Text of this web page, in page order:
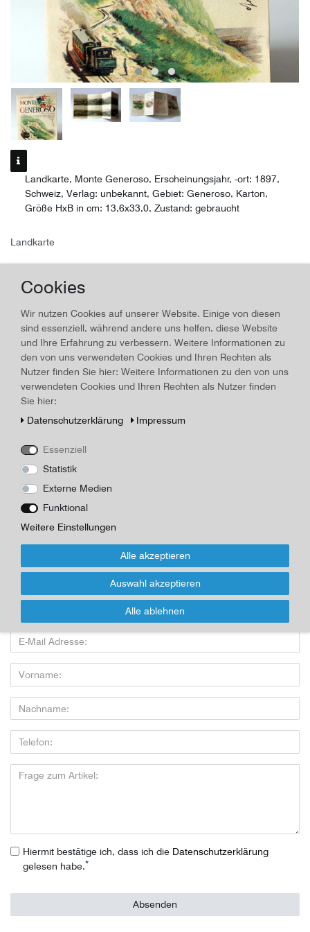
Landkarte, Monte Generoso, Erscheinungsjahr, -ort: 1897,
Schweiz, Verlag: unbekannt, Gebiet: Generoso, Karton,
Größe HxB in cm: 13,6x33,0, Zustand: gebraucht
Landkarte
Technisches
Merkmal
Wert
Art.-ID 16426
Beschreibung
Farbige Landkarte von 1897 "Monte Generoso", Faltkarte, innen
Gebirgszug, außen Hotels und Fahrplan, französisch, eingeklappt
Maße 13,6 x 8,3 cm, aufgeklappt 13,6 x 33,0 cm, guter Zustand,
keine Einrisse, Der Monte Generoso ist ein schweizerisch-
Herausgeber
20,00 EUR
Inhalt1Stück
Fragen zur Abwicklung und zum Artikel
Wenn Sie den Artikel kaufen möchten, dann bitte das Formular
Hiermit bestätige ich, dass ich die Daten­schutz­erklärung
gelesen habe.*
Absenden
Cookies
Wir nutzen Cookies auf unserer Website. Einige von diesen
sind essenziell, während andere uns helfen, diese Website
und Ihre Erfahrung zu verbessern. Weitere Informationen zu
den von uns verwendeten Cookies und Ihren Rechten als
Nutzer finden Sie hier: Weitere Informationen zu den von uns
verwendeten Cookies und Ihren Rechten als Nutzer finden
Sie hier:
Daten­schutz­erklärung
Impressum
Essenziell
Statistik
Externe Medien
Funktional
Weitere Einstellungen
Alle akzeptieren
Auswahl akzeptieren
Alle ablehnen